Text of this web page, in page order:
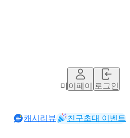
마이페이지로그인
캐시리뷰 친구초대 이벤트